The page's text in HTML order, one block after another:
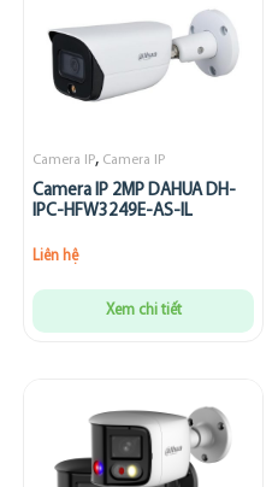
Camera IP, Camera IP
Camera IP 2MP DAHUA DH-
IPC-HFW3249E-AS-IL
Liên hệ
Xem chi tiết